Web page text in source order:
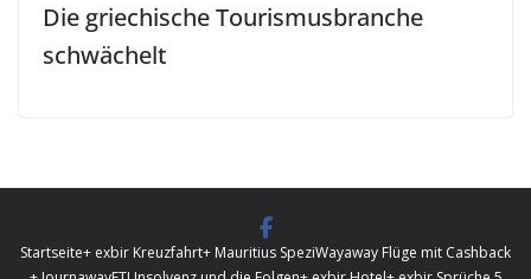
Die griechische Tourismusbranche
schwächelt
Startseite+ exbir Kreuzfahrt+ Mauritius SpeziWayaway Flüge mit Cashback